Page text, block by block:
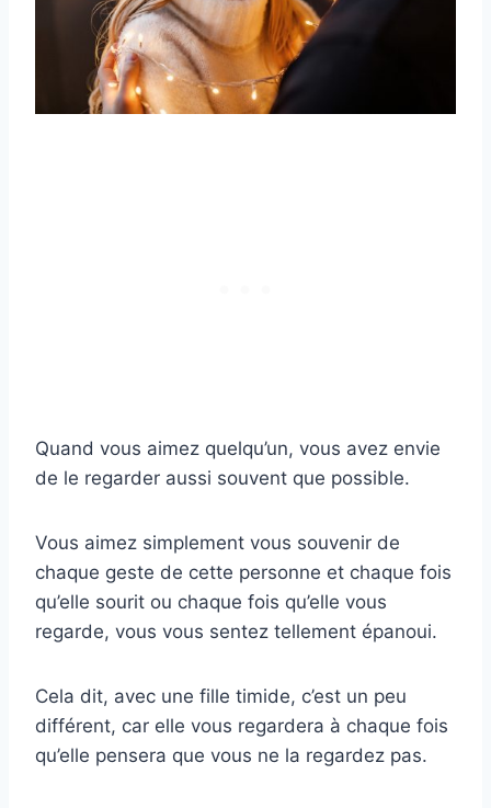
Quand vous aimez quelqu’un, vous avez envie
de le regarder aussi souvent que possible.
Vous aimez simplement vous souvenir de
chaque geste de cette personne et chaque fois
qu’elle sourit ou chaque fois qu’elle vous
regarde, vous vous sentez tellement épanoui.
Cela dit, avec une fille timide, c’est un peu
différent, car elle vous regardera à chaque fois
qu’elle pensera que vous ne la regardez pas.